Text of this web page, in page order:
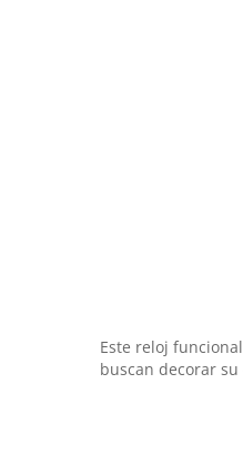
Este reloj
buscan decorar